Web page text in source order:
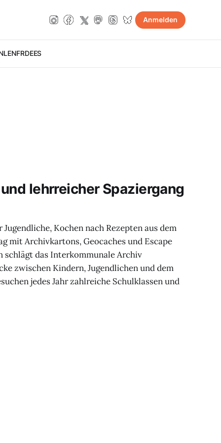
ENFRDEES
Anmelden
lehrreicher Spaziergang
Kochen nach Rezepten aus dem
mit Archivkartons, Geocaches und Escape
schlägt das Interkommunale Archiv
zwischen Kindern, Jugendlichen und dem
jedes Jahr zahlreiche Schulklassen und